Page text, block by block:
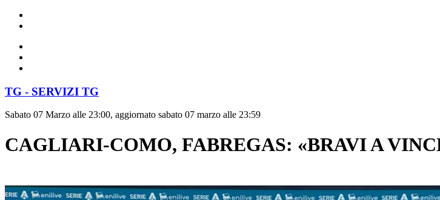
TG - SERVIZI TG
Sabato 07 Marzo alle 23:00, aggiornato sabato 07 marzo alle 23:59
CAGLIARI-COMO, FABREGAS: «BRAVI A